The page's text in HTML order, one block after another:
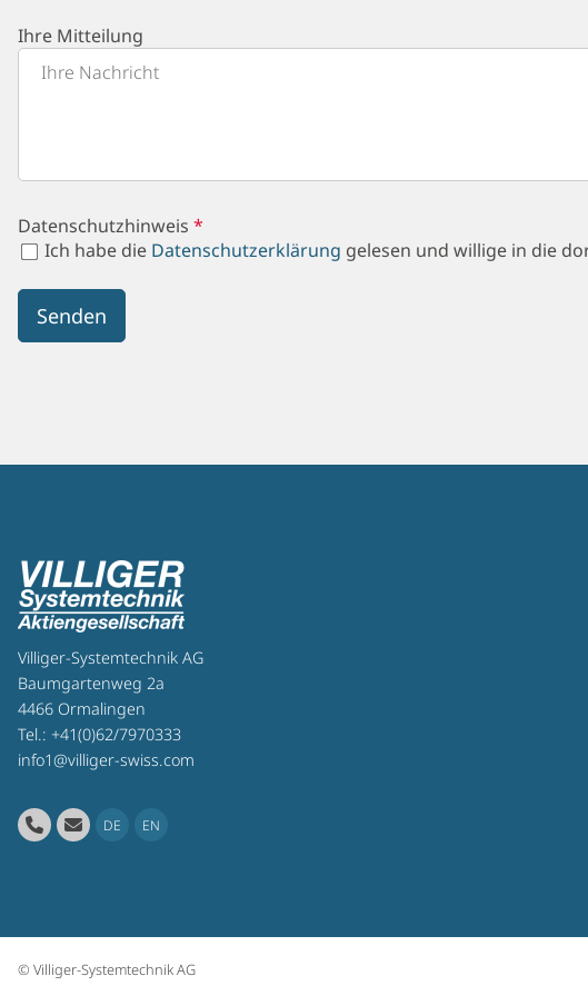
Ihre Mitteilung
Datenschutzhinweis
Ich habe die Datenschutzerklärung gelesen und willige in die
Senden
Villiger-Systemtechnik AG
Baumgartenweg 2a
4466 Ormalingen
Tel.: +41(0)62/7970333
info1@villiger-swiss.com
DE EN
© Villiger-Systemtechnik AG